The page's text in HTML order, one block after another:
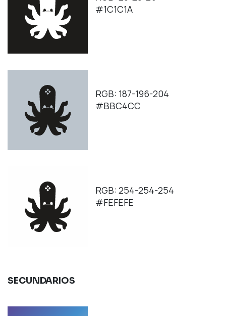
#1C1C1A
RGB: 187-196-204
#BBC4CC
RGB: 254-254-254
#FEFEFE
SECUNDARIOS